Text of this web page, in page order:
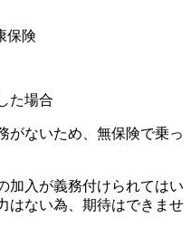
保険
た場合
がないため、無保険で乗っ
加入が義務付けられてはい
はない為、期待はできませ